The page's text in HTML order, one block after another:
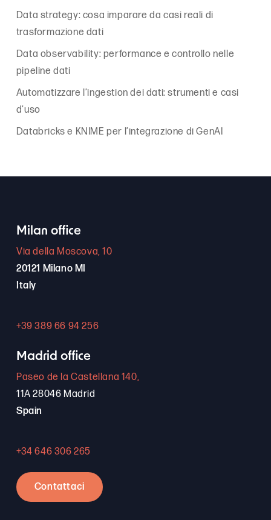
Data strategy: cosa imparare da casi reali di
trasformazione dati
Data observability: performance e controllo nelle
pipeline dati
Automatizzare l’ingestion dei dati: strumenti e casi
d’uso
Databricks e KNIME per l’integrazione di GenAI
Milan office
Via della Moscova, 10
20121 Milano MI
Italy
+39 389 66 94 256
Madrid office
Paseo de la Castellana 140,
11A 28046 Madrid
Spain
+34 646 306 265
Contattaci